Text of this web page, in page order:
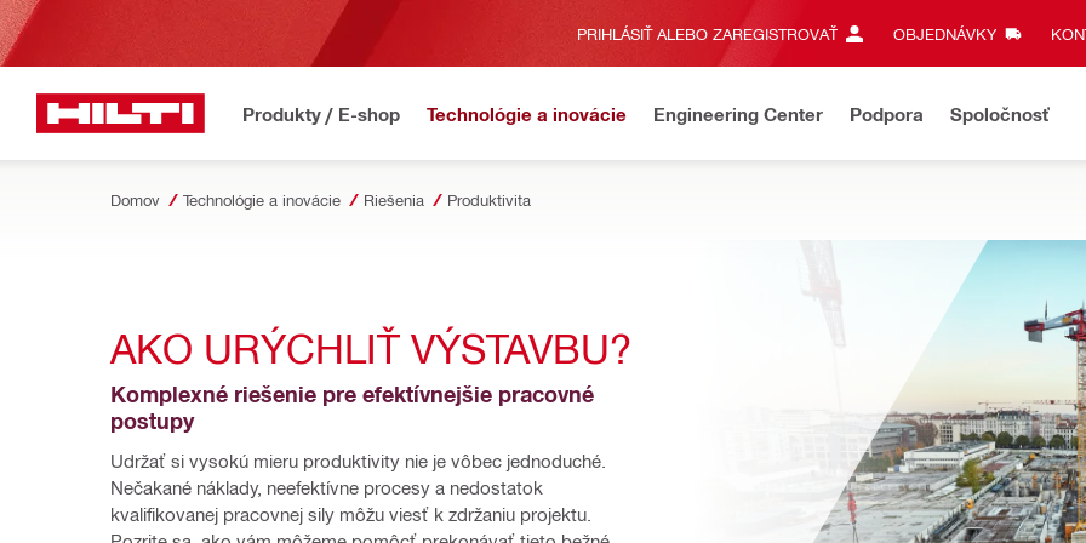
PRIHLÁSIŤ ALEBO ZAREGISTROVAŤ OBJEDNÁVKY
Produkty / E-shop Technológie a inovácie Engineering Center Podpora Spoločnosť
Domov Technológie a inovácie Riešenia Produktivita
AKO URÝCHLIŤ VÝSTAVBU?
Komplexné riešenie pre efektívnejšie pracovné
postupy
Udržať si vysokú mieru produktivity nie je vôbec jednoduché.
Nečakané náklady, neefektívne procesy a nedostatok
kvalifikovanej pracovnej sily môžu viesť k zdržaniu projektu.